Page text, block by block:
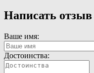
Написать отзыв
Ваше имя:
Достоинства: